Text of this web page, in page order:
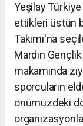
Yeşilay Türkiye
ettikleri üstün
Takımı'na
Mardin
makamında
sporcuların
önümüzdeki